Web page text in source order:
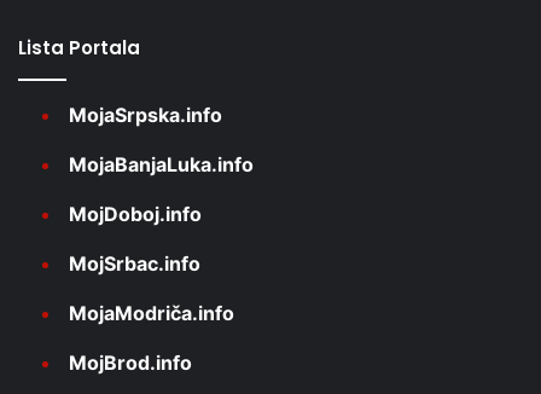
Lista Portala
MojaSrpska.info
MojaBanjaLuka.info
MojDoboj.info
MojSrbac.info
MojaModriča.info
MojBrod.info